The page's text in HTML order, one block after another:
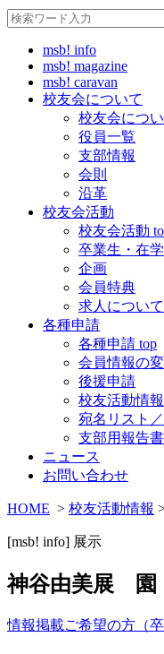
msb! info
msb! magazine
msb! caravan
校友会について
校友会につ
役員一覧
支部情報
会則
沿革
校友会活動
校友会活動
卒業生・在
企画
会員特典
求人について
各種申請
各種申請 top
会員情報の
後援申請
校友活動情
宛名リスト
支部用報告
ニュース
お問い合わせ
HOME > 校友活動情報
[msb! info] 展示
神谷由美展 園
情報掲載ご希望の方（